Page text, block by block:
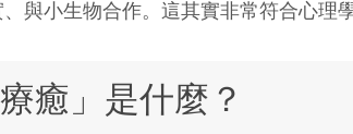
與小生物合作。這其實非常符合心理
癒」是什麼？